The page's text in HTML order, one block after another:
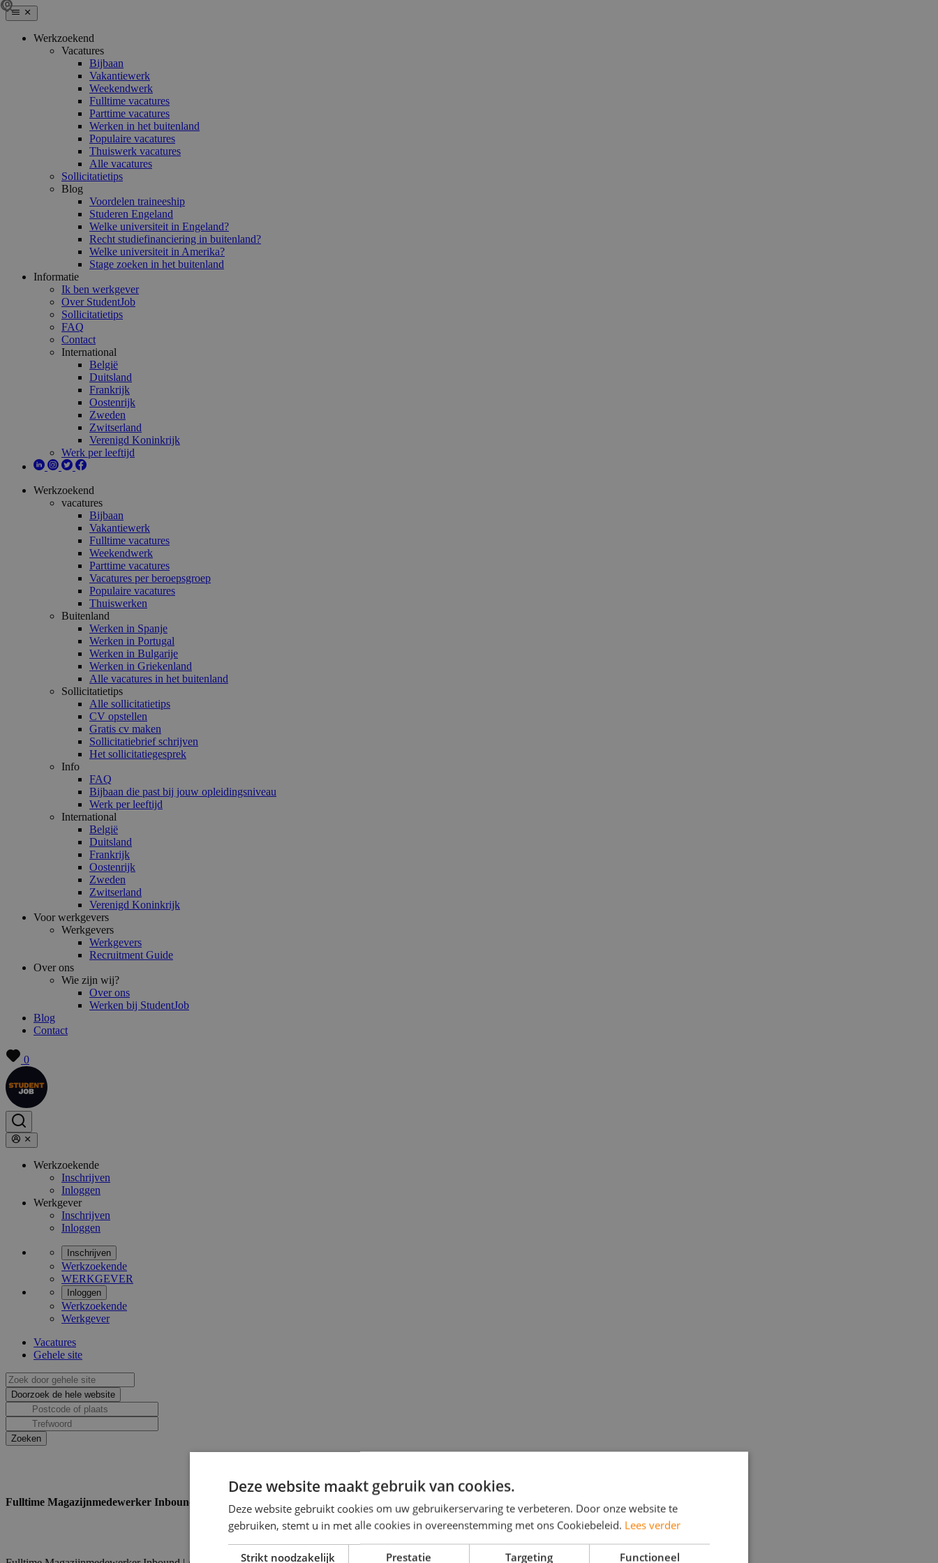
Werkzoekend
Vacatures
Bijbaan
Vakantiewerk
Weekendwerk
Fulltime vacatures
Parttime vacatures
Werken in het buitenland
Populaire vacatures
Thuiswerk vacatures
Alle vacatures
Sollicitatietips
Blog
Voordelen traineeship
Studeren Engeland
Welke universiteit in Engeland?
Recht studiefinanciering in buitenland?
Welke universiteit in Amerika?
Stage zoeken in het buitenland
Informatie
Ik ben werkgever
Over StudentJob
Sollicitatietips
FAQ
Contact
International
België
Duitsland
Frankrijk
Oostenrijk
Zweden
Zwitserland
Verenigd Koninkrijk
Werk per leeftijd
Werkzoekend
vacatures
Bijbaan
Vakantiewerk
Fulltime vacatures
Weekendwerk
Parttime vacatures
Vacatures per beroepsgroep
Populaire vacatures
Thuiswerken
Buitenland
Werken in Spanje
Werken in Portugal
Werken in Bulgarije
Werken in Griekenland
Alle vacatures in het buitenland
Sollicitatietips
Alle sollicitatietips
CV opstellen
Gratis cv maken
Sollicitatiebrief schrijven
Het sollicitatiegesprek
Info
FAQ
Bijbaan die past bij jouw opleidingsniveau
Werk per leeftijd
International
België
Duitsland
Frankrijk
Oostenrijk
Zweden
Zwitserland
Verenigd Koninkrijk
Voor werkgevers
Werkgevers
Werkgevers
Recruitment Guide
Over ons
Wie zijn wij?
Over ons
Werken bij StudentJob
Blog
Contact
0
Werkzoekende
Inschrijven
Inloggen
Werkgever
Inschrijven
Inloggen
Inschrijven
Werkzoekende
WERKGEVER
Inloggen
Werkzoekende
Werkgever
Vacatures
Gehele site
Fulltime Magazijnmedewerker Inbound | Avonddienst | 32 - 40 uur
Deze website maakt gebruik van cookies.
Deze website gebruikt cookies om uw gebruikerservaring te verbeteren. Door onze website te
gebruiken, stemt u in met alle cookies in overeenstemming met ons Cookiebeleid. Lees verder
Strikt noodzakelijk Prestatie Targeting Functioneel